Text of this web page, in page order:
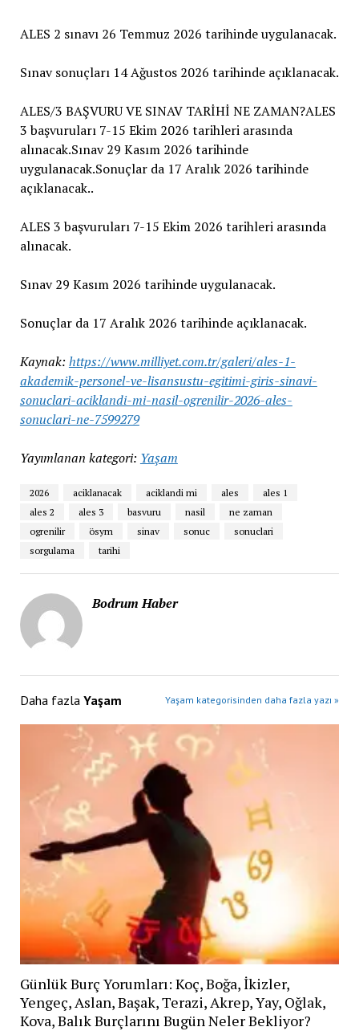
ALES 2 sınavı 26 Temmuz 2026 tarihinde uygulanacak.
Sınav sonuçları 14 Ağustos 2026 tarihinde açıklanacak.
ALES/3 BAŞVURU VE SINAV TARİHİ NE ZAMAN?ALES
3 başvuruları 7-15 Ekim 2026 tarihleri arasında
alınacak.Sınav 29 Kasım 2026 tarihinde
uygulanacak.Sonuçlar da 17 Aralık 2026 tarihinde
açıklanacak..
ALES 3 başvuruları 7-15 Ekim 2026 tarihleri arasında
alınacak.
Sınav 29 Kasım 2026 tarihinde uygulanacak.
Sonuçlar da 17 Aralık 2026 tarihinde açıklanacak.
Kaynak: https://www.milliyet.com.tr/galeri/ales-1-
akademik-personel-ve-lisansustu-egitimi-giris-sinavi-
sonuclari-aciklandi-mi-nasil-ogrenilir-2026-ales-
sonuclari-ne-7599279
Yayımlanan kategori: Yaşam
2026 aciklanacak aciklandi mi ales
ales 1
ales 2
ales 3 basvuru nasil
ne zaman
ogrenilir
ösym sinav sonuc
sonuclari
sorgulama
tarihi
Bodrum Haber
Daha fazla Yaşam Yaşam kategorisinden daha fazla yazı »
Günlük Burç Yorumları: Koç, Boğa, İkizler,
Yengeç, Aslan, Başak, Terazi, Akrep, Yay, Oğlak,
Kova, Balık Burçlarını Bugün Neler Bekliyor?